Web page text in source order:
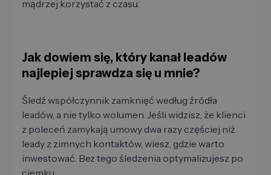
mądrzej korzystać z czasu.
Jak dowiem się, który kanał leadów
najlepiej sprawdza się u mnie?
Śledź współczynnik zamknięć według źródła
leadów, a nie tylko wolumen. Jeśli widzisz, że klienci
z poleceń zamykają umowy dwa razy częściej niż
leady z zimnych kontaktów, wiesz, gdzie warto
inwestować. Bez tego śledzenia optymalizujesz po